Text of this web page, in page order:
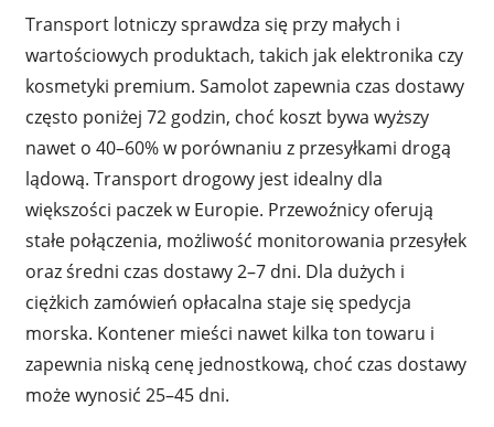
Transport lotniczy sprawdza się przy małych i
wartościowych produktach, takich jak elektronika czy
kosmetyki premium. Samolot zapewnia czas dostawy
często poniżej 72 godzin, choć koszt bywa wyższy
nawet o 40–60% w porównaniu z przesyłkami drogą
lądową. Transport drogowy jest idealny dla
większości paczek w Europie. Przewoźnicy oferują
stałe połączenia, możliwość monitorowania przesyłek
oraz średni czas dostawy 2–7 dni. Dla dużych i
ciężkich zamówień opłacalna staje się spedycja
morska. Kontener mieści nawet kilka ton towaru i
zapewnia niską cenę jednostkową, choć czas dostawy
może wynosić 25–45 dni.